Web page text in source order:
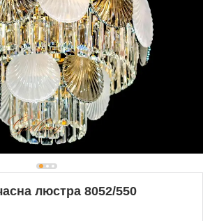
люстра 8052/550